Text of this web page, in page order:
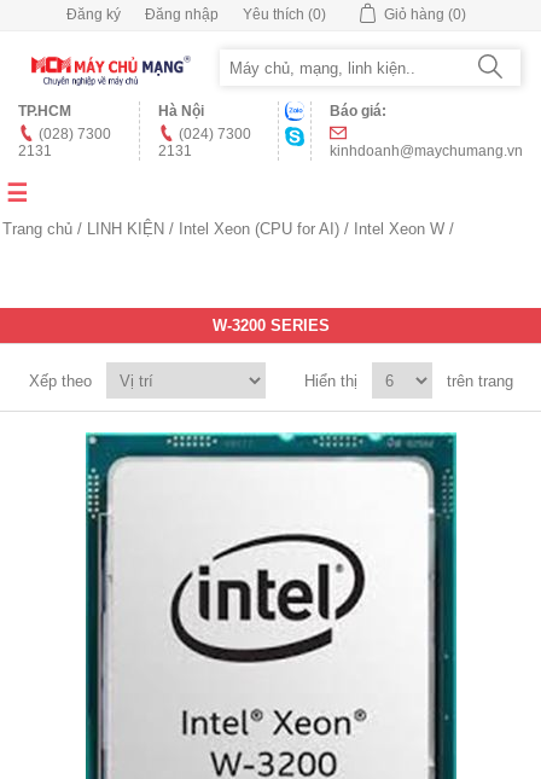
Đăng ký Đăng nhập Yêu thích (0) Giỏ hàng (0)
TP.HCM
(028) 7300
2131
Hà Nội
(024) 7300
2131
Báo giá:
kinhdoanh@maychumang.vn
Trang chủ / LINH KIỆN / Intel Xeon (CPU for AI) / Intel Xeon W /
W-3200 SERIES
Xếp theo Hiển thị trên trang